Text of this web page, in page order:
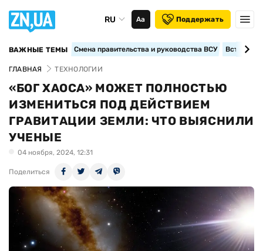
RU Аа Поддержать
ВАЖНЫЕ ТЕМЫ Смена правительства и руководства ВСУ
ГЛАВНАЯ ТЕХНОЛОГИИ
«БОГ ХАОСА» МОЖЕТ ПОЛНОСТЬЮ
ИЗМЕНИТЬСЯ ПОД ДЕЙСТВИЕМ
ГРАВИТАЦИИ ЗЕМЛИ: ЧТО ВЫЯСНИЛИ
УЧЕНЫЕ
04 ноября, 2024, 12:31
Поделиться